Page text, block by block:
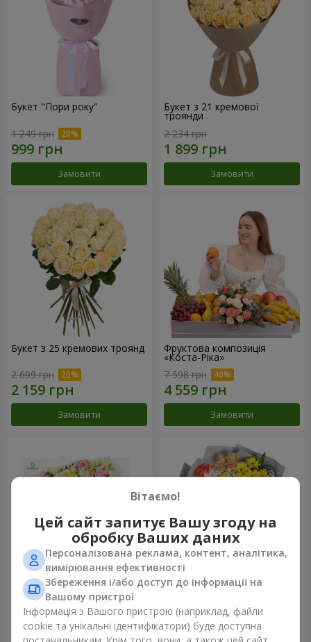
Букет "Пори року"
1 249 грн
Замовити
Букет з 21 кремової
троянди
2 234 грн
Замовити
Букет з 25 кремових троянд
2 699 грн
Замовити
Фруктова композиція
«Коста-Ріка»
7 598 грн
Замовити
Букет "Хрещатик"
4 427 грн
Букет "Ми та літо"
1 777 грн
Вітаємо!
Цей сайт запитує Вашу згоду на
обробку Ваших даних
Персоналізована реклама, контент, аналітика,
вимірювання ефективності
Збереження і/або доступ до інформації на
Вашому пристрої
Інформація з Вашого пристрою (наприклад, файли
cookie та унікальні ідентифікатори) буде доступна